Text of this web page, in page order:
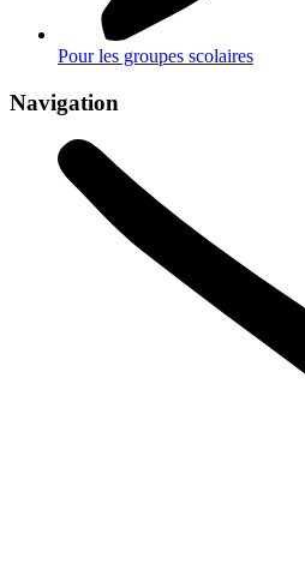
Pour les groupes scolaires
Navigation